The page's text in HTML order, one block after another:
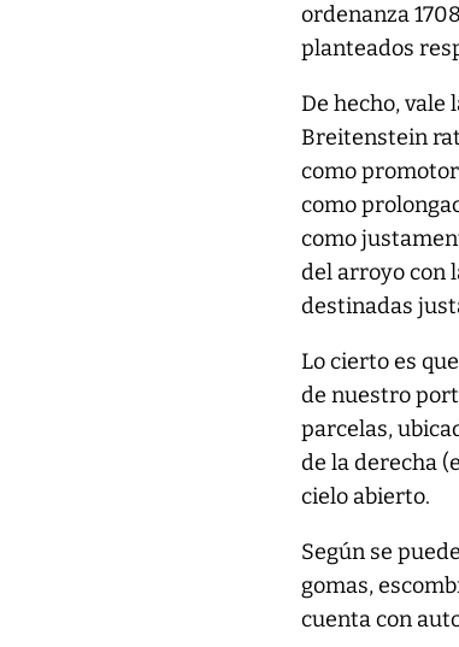
ordenanza
planteados
De hecho, vale
Breitenstein
como
como
como
del arroyo con
destinadas
Lo cierto es
de nuestro
parcelas,
de la derecha
cielo abierto.
Según se
gomas,
cuenta con